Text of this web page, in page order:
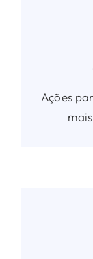
Ações